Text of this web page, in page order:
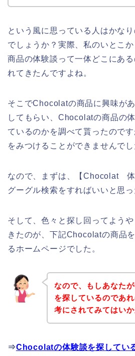
という風に思っている人はかな
でしょうか？実際、私のいとこ
商品の体験談って一体どこにあ
れてきたんですよね。
そこでChocolatの商品に興味が
してもらい、Chocolatの商品の
ているのかを調べて貰ったので
をみつけることができませんでし
なので、まずは、【Chocolat
グーグル検索をすればいいと思っ
そして、色々と探し回ってよう
きたのが、下記Chocolatの商品
るホームページでした。
なので、もしあなた
を探しているのであ
考にされてみてはい
⇒Chocolatの体験談を探してい